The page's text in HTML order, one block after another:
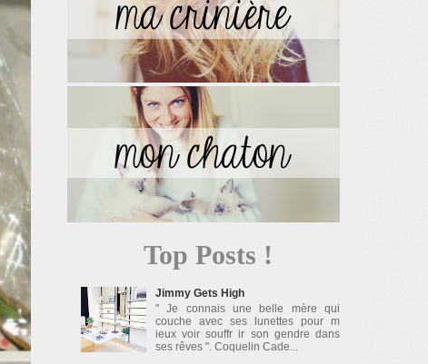
Top Posts !
Jimmy Gets High
" Je connais une belle mère qui
couche avec ses lunettes pour m
ieux voir souffr ir son gendre dans
ses rêves ". Coquelin Cade...